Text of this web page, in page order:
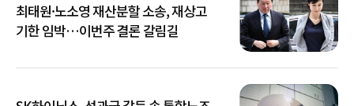
최태원·노소영 재산분할 소송, 재상고
기한 임박…이번주 결론 갈림길